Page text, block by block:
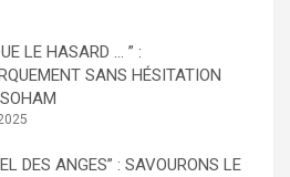
LE HASARD … ” :
SANS HÉSITATION
DES ANGES” : SAVOURONS LE